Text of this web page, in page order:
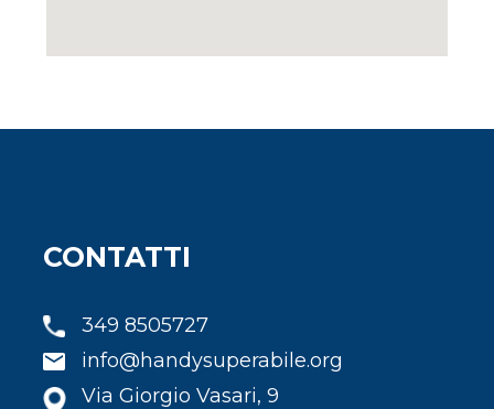
CONTATTI
349 8505727
info@handysuperabile.org
Via Giorgio Vasari, 9